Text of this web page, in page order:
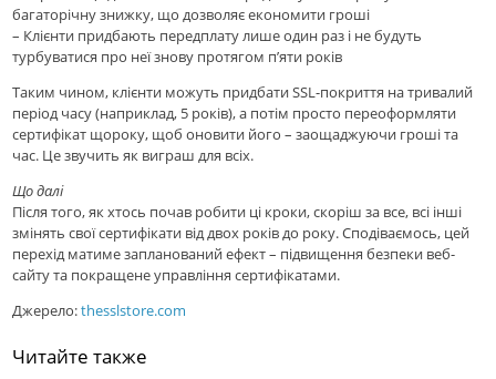
багаторічну знижку, що дозволяє економити гроші
– Клієнти придбають передплату лише один раз і не будуть
турбуватися про неї знову протягом п’яти років
Таким чином, клієнти можуть придбати SSL-покриття на тривалий
період часу (наприклад, 5 років), а потім просто переоформляти
сертифікат щороку, щоб оновити його – заощаджуючи гроші та
час. Це звучить як виграш для всіх.
Що далі
Після того, як хтось почав робити цi кроки, скорiш за все, всі iншi
змінять свої сертифікати від двох років до року. Сподіваємось, цей
перехід матиме запланований ефект – підвищення безпеки веб-
сайту та покращене управління сертифікатами.
Джерело:thesslstore.com
Читайте также